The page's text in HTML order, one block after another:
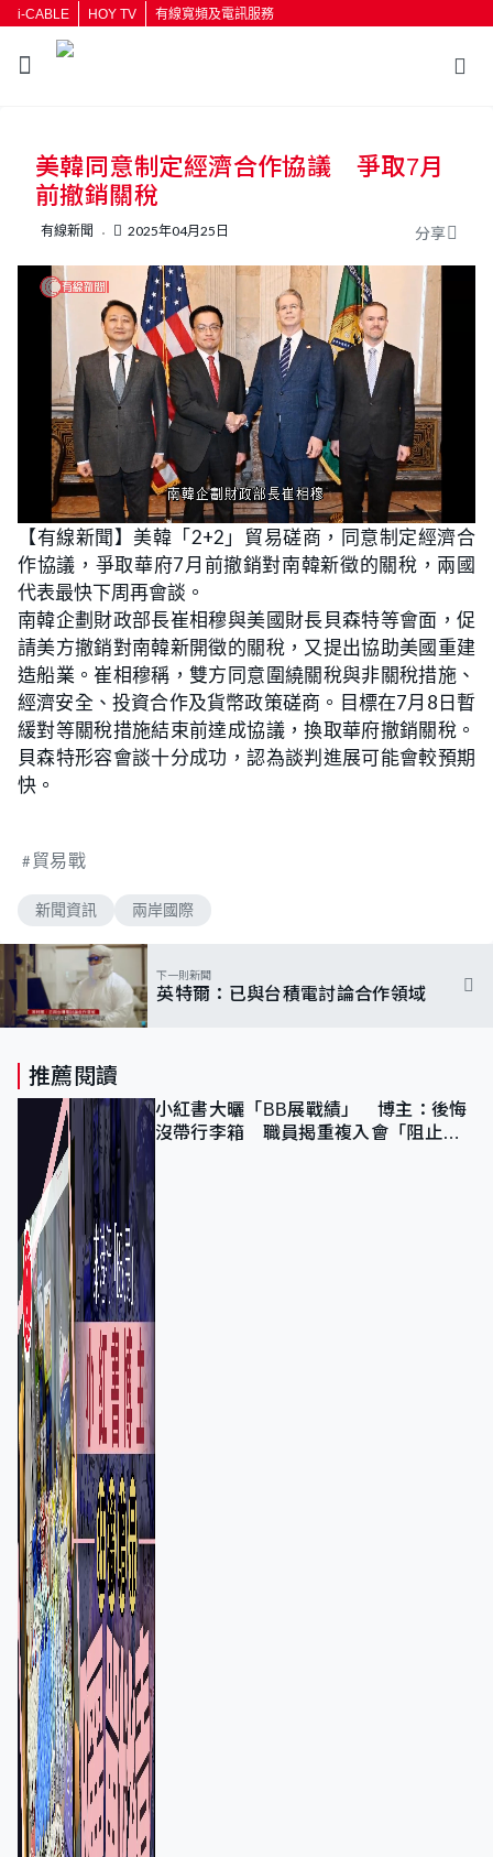
i-CABLE HOY TV 有線寬頻及電訊服務
按輸入鍵開始搜尋
美韓同意制定經濟合作協議 爭取7月
前撤銷關稅
有線新聞 2025年04月25日 分享
U
n
m
u
t
e
L
o
a
e
d
:
5
4
.
5
5
%
【有線新聞】美韓「2+2」貿易磋商，同意制定經濟合
作協議，爭取華府7月前撤銷對南韓新徵的關稅，兩國
代表最快下周再會談。
南韓企劃財政部長崔相穆與美國財長貝森特等會面，促
請美方撤銷對南韓新開徵的關稅，又提出協助美國重建
造船業。崔相穆稱，雙方同意圍繞關稅與非關稅措施、
經濟安全、投資合作及貨幣政策磋商。目標在7月8日暫
緩對等關稅措施結束前達成協議，換取華府撤銷關稅。
貝森特形容會談十分成功，認為談判進展可能會較預期
快。
貿易戰
新聞資訊 兩岸國際
下一則新聞
英特爾：已與台積電討論合作領域
推薦閱讀
小紅書大曬「BB展戰績」 博主：後悔
沒帶行李箱 職員揭重複入會「阻止唔